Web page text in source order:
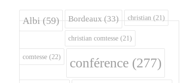
Albi(59) Bordeaux(33) christian (21)
christian comtesse (21)
comtesse (22) conférence (277)